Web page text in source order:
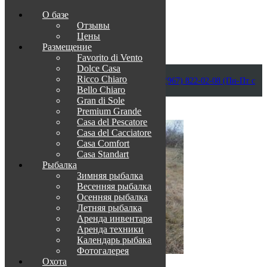
Приветствуем в Венеции на Каспии!
info@otdih-v-astrakhani.ru Как нас найти
+7 (967) 822-02-08 (Пн-Пт с
09:00 до 18:00)
Забронировать
О базе
Отзывы
Цены
Размещение
Favorito di Vento
Dolce Casa
Ricco Chiaro
Bello Chiaro
Gran di Sole
Premium Grande
Casa del Pescatore
Casa del Cacсiatore
Casa Comfort
Casa Standart
Рыбалка
Зимняя рыбалка
Весенняя рыбалка
Осенняя рыбалка
Летняя рыбалка
Аренда инвентаря
Аренда техники
Календарь рыбака
Фотогалерея
Охота